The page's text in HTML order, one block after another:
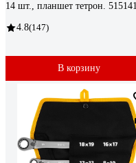
14 шт., планшет тетрон. 515141
4.8(147)
В корзину